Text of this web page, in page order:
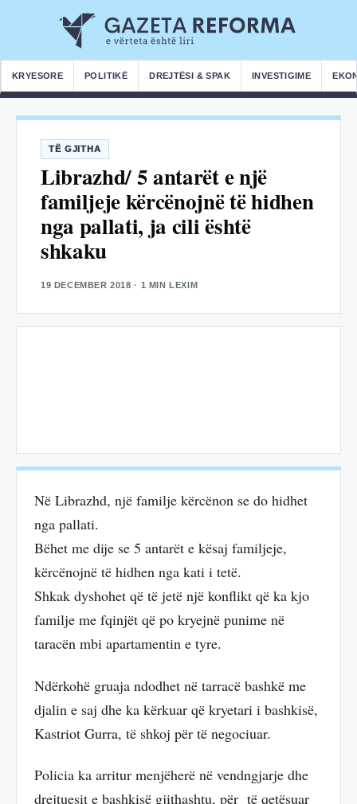
KRYESORE POLITIKË DREJTËSI & SPAK INVESTIGIME
TË GJITHA
Librazhd/ 5 antarët e një
familjeje kërcënojnë të hidhen
nga pallati, ja cili është
shkaku
19 DECEMBER 2018 · 1 MIN LEXIM
Në Librazhd, një familje kërcënon se do hidhet
nga pallati.
Bëhet me dije se 5 antarët e kësaj familjeje,
kërcënojnë të hidhen nga kati i tetë.
Shkak dyshohet që të jetë një konflikt që ka kjo
familje me fqinjët që po kryejnë punime në
taracën mbi apartamentin e tyre.
Ndërkohë gruaja ndodhet në tarracë bashkë me
djalin e saj dhe ka kërkuar që kryetari i bashkisë,
Kastriot Gurra, të shkoj për të negociuar.
Policia ka arritur menjëherë në vendngjarje dhe
drejtuesit e bashkisë gjithashtu, për të qetësuar